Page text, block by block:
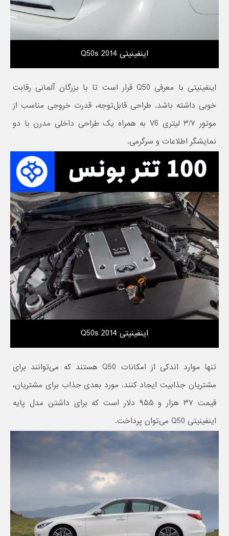
اینفینیتی Q50s 2014
اینفینیتی با معرفی Q50 قرار است تا با بزرگان آلمانی رقابت
خوبی داشته باشد. طراحی قابل‌توجه، قدرت خروجی مناسب از
موتور ۳/۷ لیتری V6 به همراه یک طراحی داخلی مدرن با دو
نمایشگر اطلاعات و سرگرمی.
اینفینیتی Q50s 2014
تنها موارد اندکی از امکانات Q50 هستند که می‌توانند برای
مشتریان جذابیت ایجاد کنند. مورد بعدی جذاب برای مشتریان،
قیمت ۳۷ هزار و ۹۵۵ دلار است که برای داشتن مدل پایه
اینفینیتی Q50 می‌توان پرداخت.